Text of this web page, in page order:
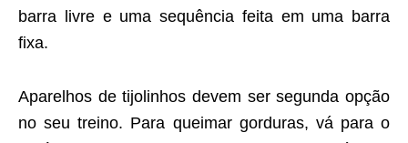
barra livre e uma sequência feita em uma barra
fixa.
Aparelhos de tijolinhos devem ser segunda opção
no seu treino. Para queimar gorduras, vá para o